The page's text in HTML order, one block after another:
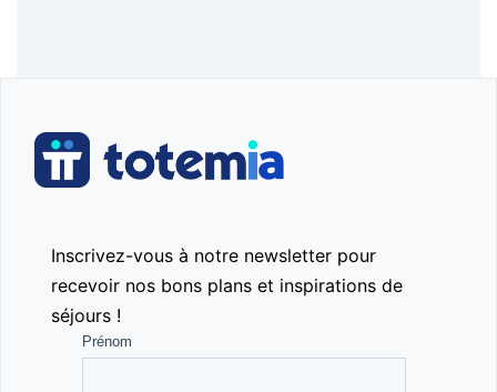
Inscrivez-vous à notre newsletter pour
recevoir nos bons plans et inspirations de
séjours !